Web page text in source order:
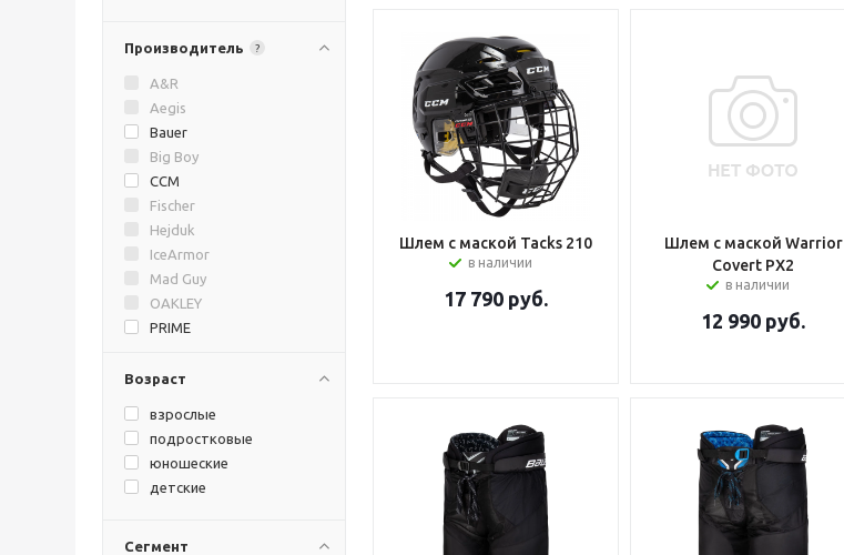
Производитель ?
A&R
Aegis
Bauer
Big Boy
CCM
Fischer
Hejduk
IceArmor
Mad Guy
OAKLEY
PRIME
Sherwood
Tackla
TRUE
Vitokin
Возраст
взрослые
подростковые
юношеские
детские
Сегмент
Шлем с маской Tacks 210
в наличии
17 790 руб.
Шлем с маской Warrior
Covert PX2
в наличии
12 990 руб.